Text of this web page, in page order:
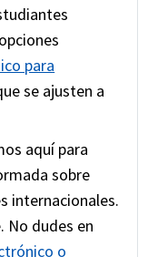
para
se ajusten a
aquí para
sobre
internacionales.
No dudes en
o